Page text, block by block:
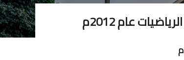
عام 2012م